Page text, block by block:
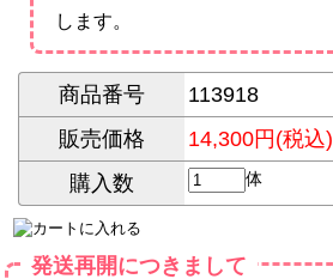
します。
商品番号
113918
販売価格
14,300円(税込)
購入数
体
発送再開につきまして